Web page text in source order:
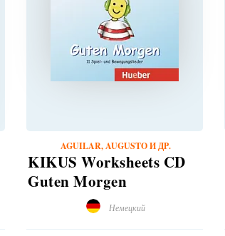
AGUILAR, AUGUSTO И ДР.
KIKUS Worksheets CD
Guten Morgen
Немецкий